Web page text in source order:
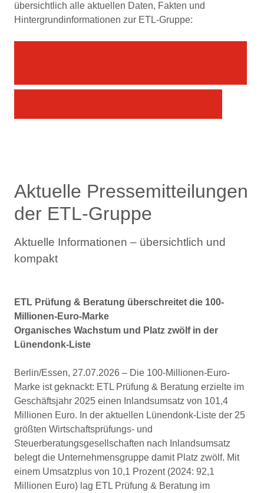
übersichtlich alle aktuellen Daten, Fakten und
Hintergrund­informationen zur ETL-Gruppe:
Aktuelle Pressemitteilungen
der ETL-Gruppe
Aktuelle Informationen – übersichtlich und
kompakt
ETL Prüfung & Beratung überschreitet die 100-
Millionen-Euro-Marke
Organisches Wachstum und Platz zwölf in der
Lünendonk-Liste
Berlin/Essen, 27.07.2026 – Die 100-Millionen-Euro-
Marke ist geknackt: ETL Prüfung & Beratung erzielte im
Geschäftsjahr 2025 einen Inlandsumsatz von 101,4
Millionen Euro. In der aktuellen Lünendonk-Liste der 25
größten Wirtschaftsprüfungs- und
Steuerberatungsgesellschaften nach Inlandsumsatz
belegt die Unternehmensgruppe damit Platz zwölf. Mit
einem Umsatzplus von 10,1 Prozent (2024: 92,1
Millionen Euro) lag ETL Prüfung & Beratung im